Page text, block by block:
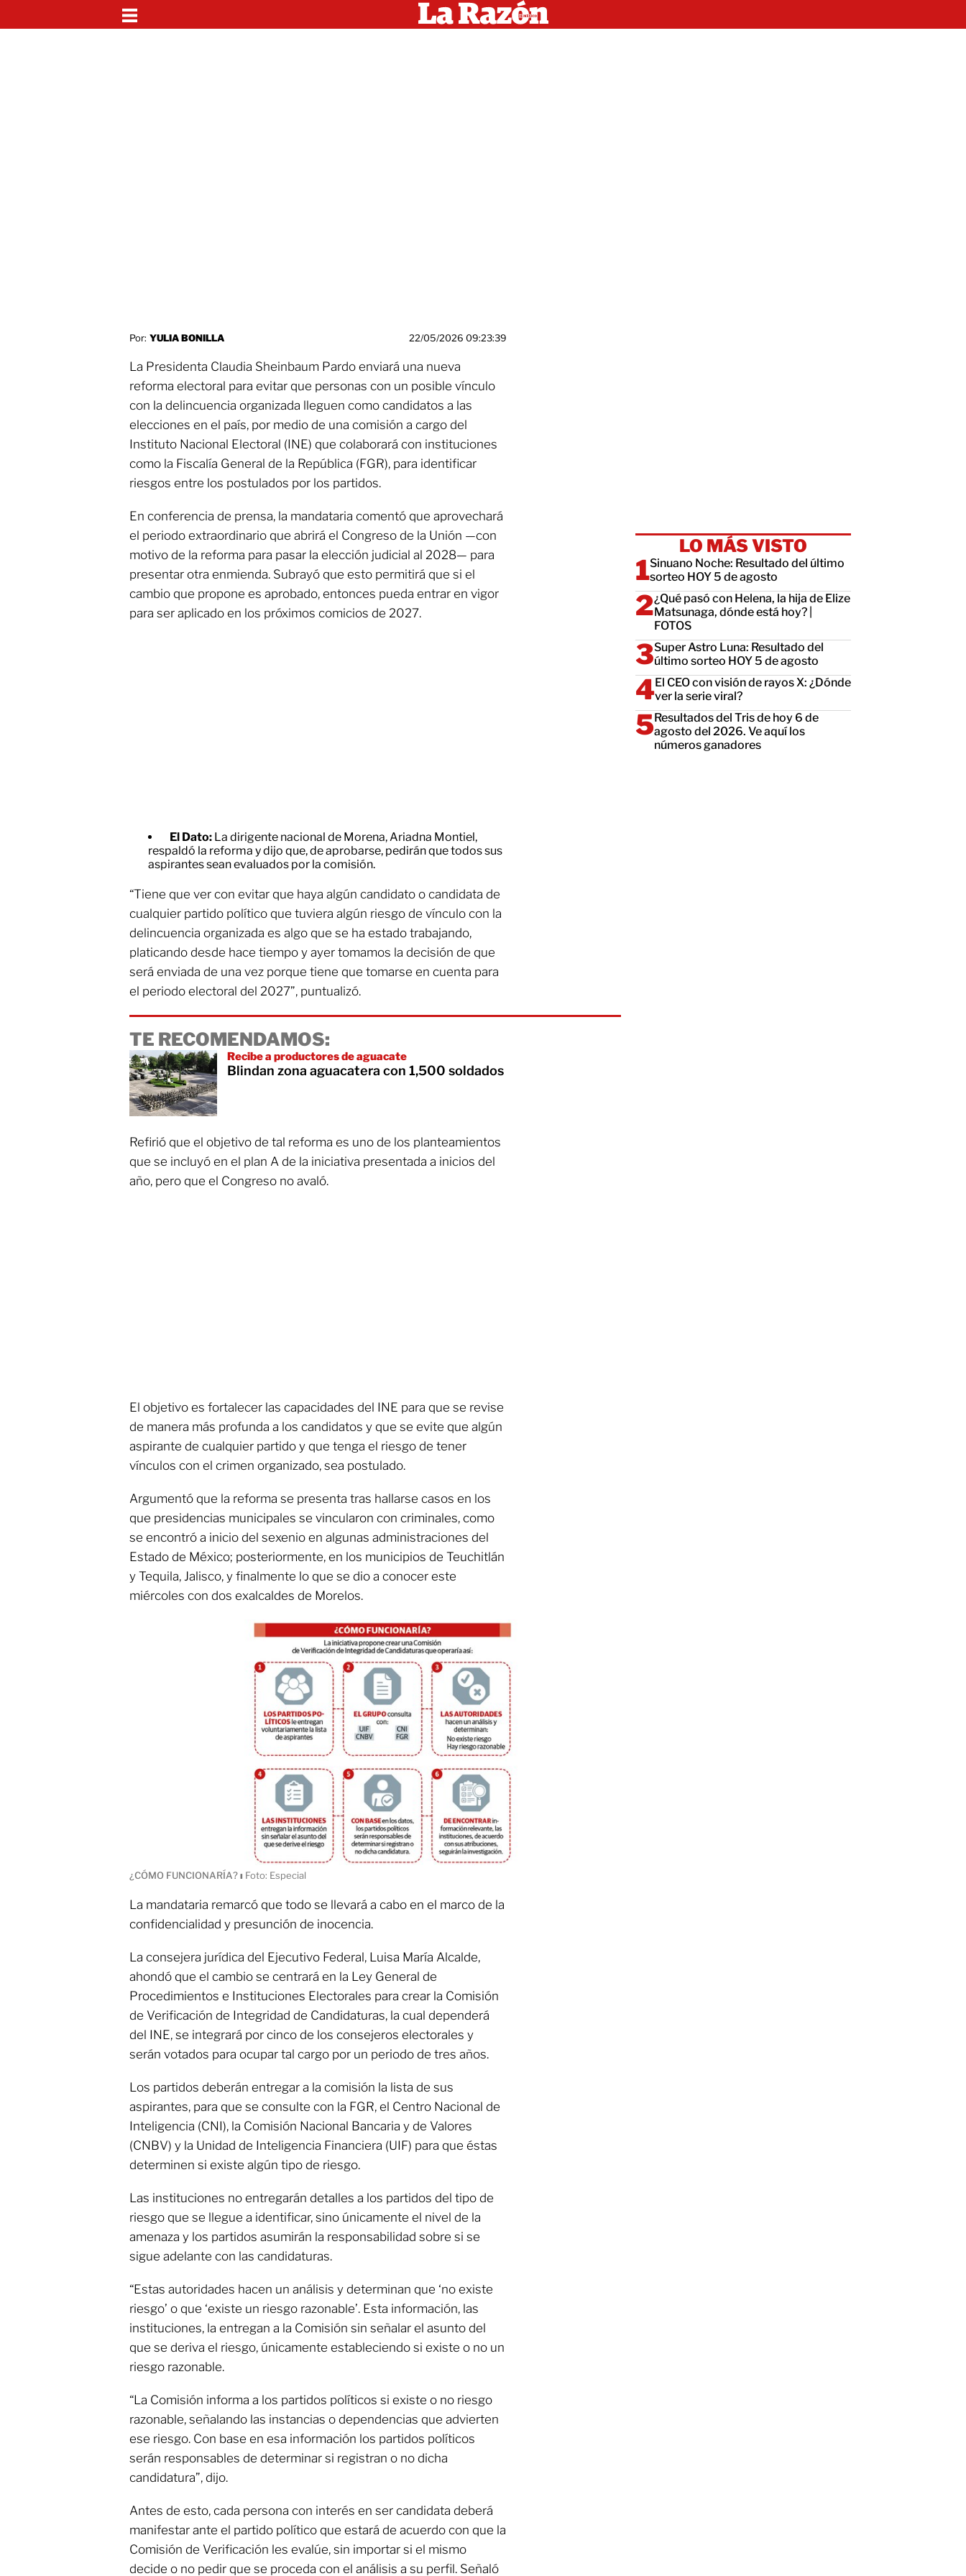
Por: YULIA BONILLA 22/05/2026 09:23:39
La Presidenta Claudia Sheinbaum Pardo enviará una nueva
reforma electoral para evitar que personas con un posible vínculo
con la delincuencia organizada lleguen como candidatos a las
elecciones en el país, por medio de una comisión a cargo del
Instituto Nacional Electoral (INE) que colaborará con instituciones
como la Fiscalía General de la República (FGR), para identificar
riesgos entre los postulados por los partidos.
En conferencia de prensa, la mandataria comentó que aprovechará
el periodo extraordinario que abrirá el Congreso de la Unión —con
motivo de la reforma para pasar la elección judicial al 2028— para
presentar otra enmienda. Subrayó que esto permitirá que si el
cambio que propone es aprobado, entonces pueda entrar en vigor
para ser aplicado en los próximos comicios de 2027.
El Dato: La dirigente nacional de Morena, Ariadna Montiel,
respaldó la reforma y dijo que, de aprobarse, pedirán que todos sus
aspirantes sean evaluados por la comisión.
“Tiene que ver con evitar que haya algún candidato o candidata de
cualquier partido político que tuviera algún riesgo de vínculo con la
delincuencia organizada es algo que se ha estado trabajando,
platicando desde hace tiempo y ayer tomamos la decisión de que
será enviada de una vez porque tiene que tomarse en cuenta para
el periodo electoral del 2027”, puntualizó.
TE RECOMENDAMOS:
Recibe a productores de aguacate
Blindan zona aguacatera con 1,500 soldados
Refirió que el objetivo de tal reforma es uno de los planteamientos
que se incluyó en el plan A de la iniciativa presentada a inicios del
año, pero que el Congreso no avaló.
El objetivo es fortalecer las capacidades del INE para que se revise
de manera más profunda a los candidatos y que se evite que algún
aspirante de cualquier partido y que tenga el riesgo de tener
vínculos con el crimen organizado, sea postulado.
Argumentó que la reforma se presenta tras hallarse casos en los
que presidencias municipales se vincularon con criminales, como
se encontró a inicio del sexenio en algunas administraciones del
Estado de México; posteriormente, en los municipios de Teuchitlán
y Tequila, Jalisco, y finalmente lo que se dio a conocer este
miércoles con dos exalcaldes de Morelos.
¿CÓMO FUNCIONARÍA?ı Foto: Especial
La mandataria remarcó que todo se llevará a cabo en el marco de la
confidencialidad y presunción de inocencia.
La consejera jurídica del Ejecutivo Federal, Luisa María Alcalde,
ahondó que el cambio se centrará en la Ley General de
Procedimientos e Instituciones Electorales para crear la Comisión
de Verificación de Integridad de Candidaturas, la cual dependerá
del INE, se integrará por cinco de los consejeros electorales y
serán votados para ocupar tal cargo por un periodo de tres años.
Los partidos deberán entregar a la comisión la lista de sus
aspirantes, para que se consulte con la FGR, el Centro Nacional de
Inteligencia (CNI), la Comisión Nacional Bancaria y de Valores
(CNBV) y la Unidad de Inteligencia Financiera (UIF) para que éstas
determinen si existe algún tipo de riesgo.
Las instituciones no entregarán detalles a los partidos del tipo de
riesgo que se llegue a identificar, sino únicamente el nivel de la
amenaza y los partidos asumirán la responsabilidad sobre si se
sigue adelante con las candidaturas.
“Estas autoridades hacen un análisis y determinan que ‘no existe
riesgo’ o que ‘existe un riesgo razonable’. Esta información, las
instituciones, la entregan a la Comisión sin señalar el asunto del
que se deriva el riesgo, únicamente estableciendo si existe o no un
riesgo razonable.
“La Comisión informa a los partidos políticos si existe o no riesgo
razonable, señalando las instancias o dependencias que advierten
ese riesgo. Con base en esa información los partidos políticos
serán responsables de determinar si registran o no dicha
candidatura”, dijo.
Antes de esto, cada persona con interés en ser candidata deberá
manifestar ante el partido político que estará de acuerdo con que la
Comisión de Verificación les evalúe, sin importar si el mismo
decide o no pedir que se proceda con el análisis a su perfil. Señaló
LO MÁS VISTO
Sinuano Noche: Resultado del último
sorteo HOY 5 de agosto
¿Qué pasó con Helena, la hija de Elize
Matsunaga, dónde está hoy? |
FOTOS
Super Astro Luna: Resultado del
último sorteo HOY 5 de agosto
El CEO con visión de rayos X: ¿Dónde
ver la serie viral?
Resultados del Tris de hoy 6 de
agosto del 2026. Ve aquí los
números ganadores